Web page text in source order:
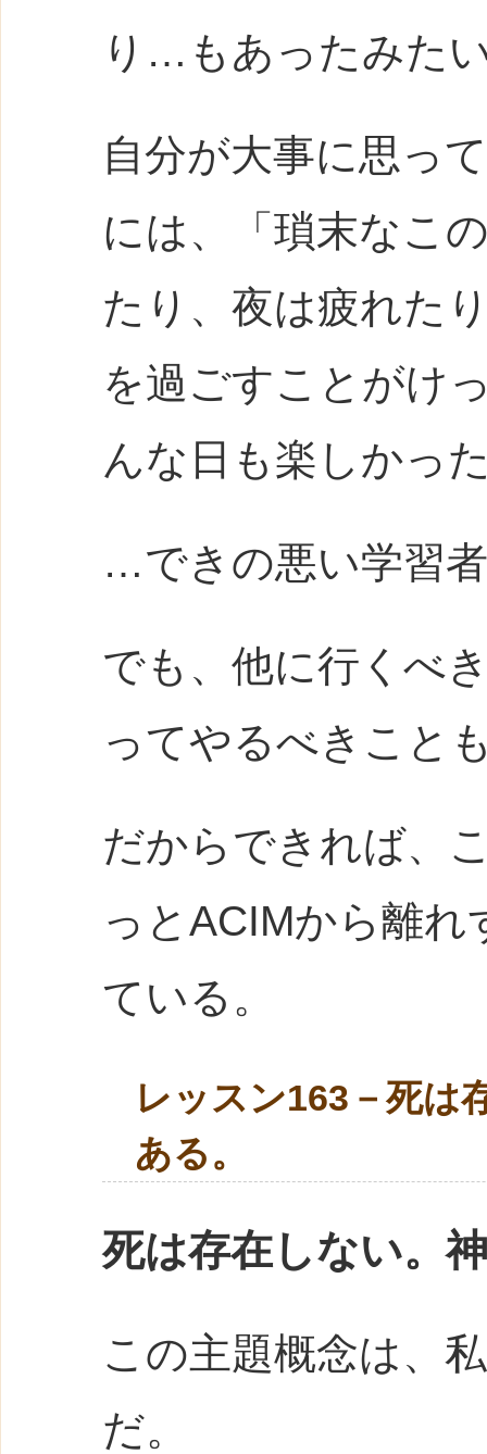
り…もあったみた
自分が大事に思っ
には、「瑣末なこ
たり、夜は疲れた
を過ごすことがけ
んな日も楽しかっ
…できの悪い学習
でも、他に行くべ
ってやるべきこと
だからできれば、
っとACIMから離
ている。
レッスン163－死は
ある。
死は存在しない。
この主題概念は、
だ。